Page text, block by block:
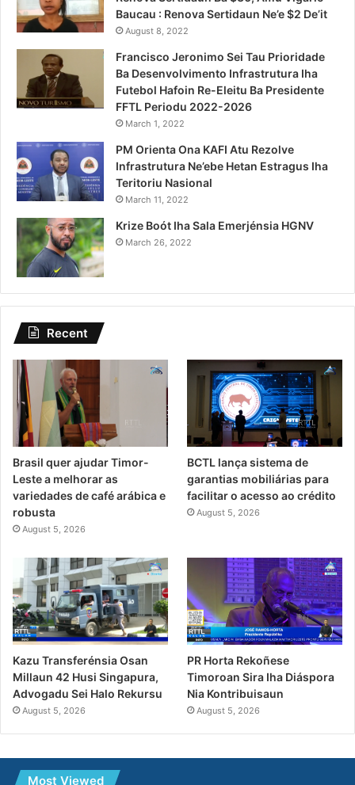
Baucau : Renova Sertidaun Ne’e $2 De’it
August 8, 2022
Francisco Jeronimo Sei Tau Prioridade
Ba Desenvolvimento Infrastrutura Iha
Futebol Hafoin Re-Eleitu Ba Presidente
FFTL Periodu 2022-2026
March 1, 2022
PM Orienta Ona KAFI Atu Rezolve
Infrastrutura Ne’ebe Hetan Estragus Iha
Teritoriu Nasional
March 11, 2022
Krize Boót Iha Sala Emerjénsia HGNV
March 26, 2022
Recent
Brasil quer ajudar Timor-
Leste a melhorar as
variedades de café arábica e
robusta
August 5, 2026
BCTL lança sistema de
garantias mobiliárias para
facilitar o acesso ao crédito
August 5, 2026
Kazu Transferénsia Osan
Millaun 42 Husi Singapura,
Advogadu Sei Halo Rekursu
August 5, 2026
PR Horta Rekoñese
Timoroan Sira Iha Diáspora
Nia Kontribuisaun
August 5, 2026
Most Viewed